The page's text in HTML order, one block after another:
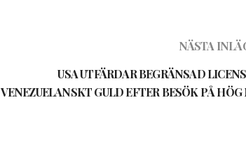
NÄSTA
USA UTFÄRDAR BEGRÄNSAD
VENEZUELANSKT GULD EFTER BESÖK PÅ